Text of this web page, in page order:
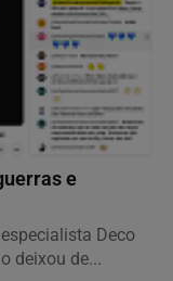
e
Deco
deixou de...